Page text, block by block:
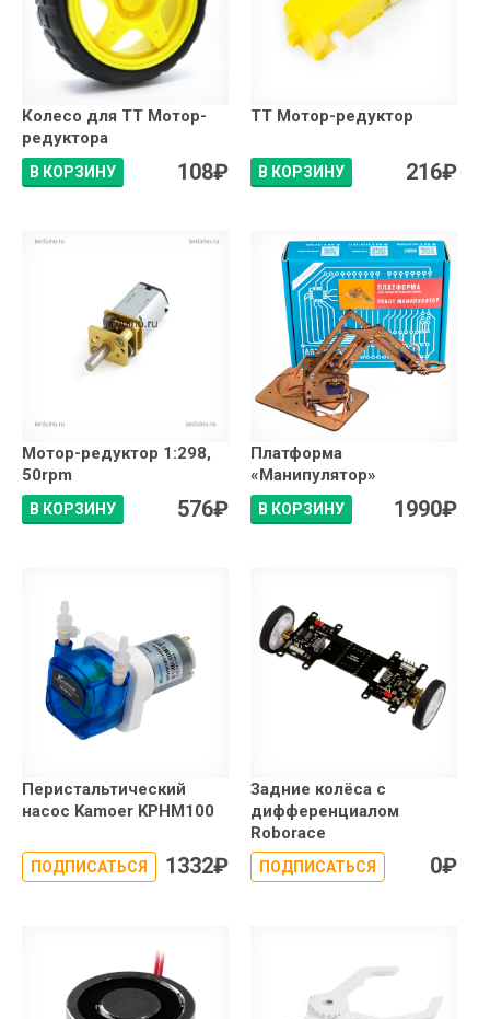
Колесо для TT Мотор-
редуктора
В КОРЗИНУ 108₽
TT Мотор-редуктор
В КОРЗИНУ 216₽
Мотор-редуктор 1:298,
50rpm
В КОРЗИНУ 576₽
Платформа
«Манипулятор»
В КОРЗИНУ 1990₽
Перистальтический
насос Kamoer KPHM100
ПОДПИСАТЬСЯ 1332₽
Задние колёса с
дифференциалом
Roborace
ПОДПИСАТЬСЯ 0₽